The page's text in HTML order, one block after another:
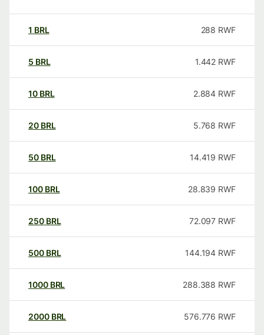
1 BRL 288 RWF
5 BRL 1.442 RWF
10 BRL 2.884 RWF
20 BRL 5.768 RWF
50 BRL 14.419 RWF
100 BRL 28.839 RWF
250 BRL 72.097 RWF
500 BRL 144.194 RWF
1000 BRL 288.388 RWF
2000 BRL 576.776 RWF